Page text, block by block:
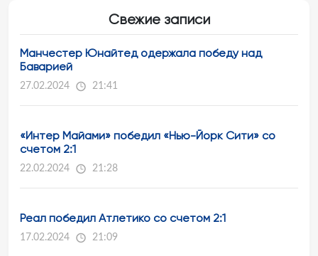
Свежие записи
Манчестер Юнайтед одержала победу над
Баварией
27.02.2024 21:41
«Интер Майами» победил «Нью-Йорк Сити» со
счетом 2:1
22.02.2024 21:28
Реал победил Атлетико со счетом 2:1
17.02.2024 21:09